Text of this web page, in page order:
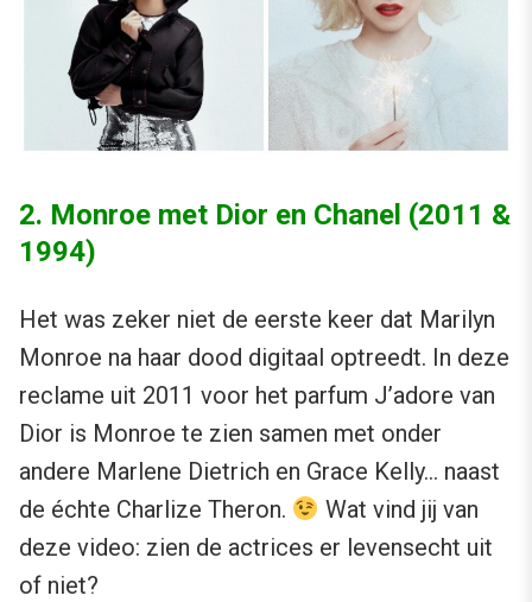
2. Monroe met Dior en Chanel (2011 &
1994)
Het was zeker niet de eerste keer dat Marilyn
Monroe na haar dood digitaal optreedt. In deze
reclame uit 2011 voor het parfum J’adore van
Dior is Monroe te zien samen met onder
andere Marlene Dietrich en Grace Kelly… naast
de échte Charlize Theron.
Wat vind jij van
deze video: zien de actrices er levensecht uit
of niet?